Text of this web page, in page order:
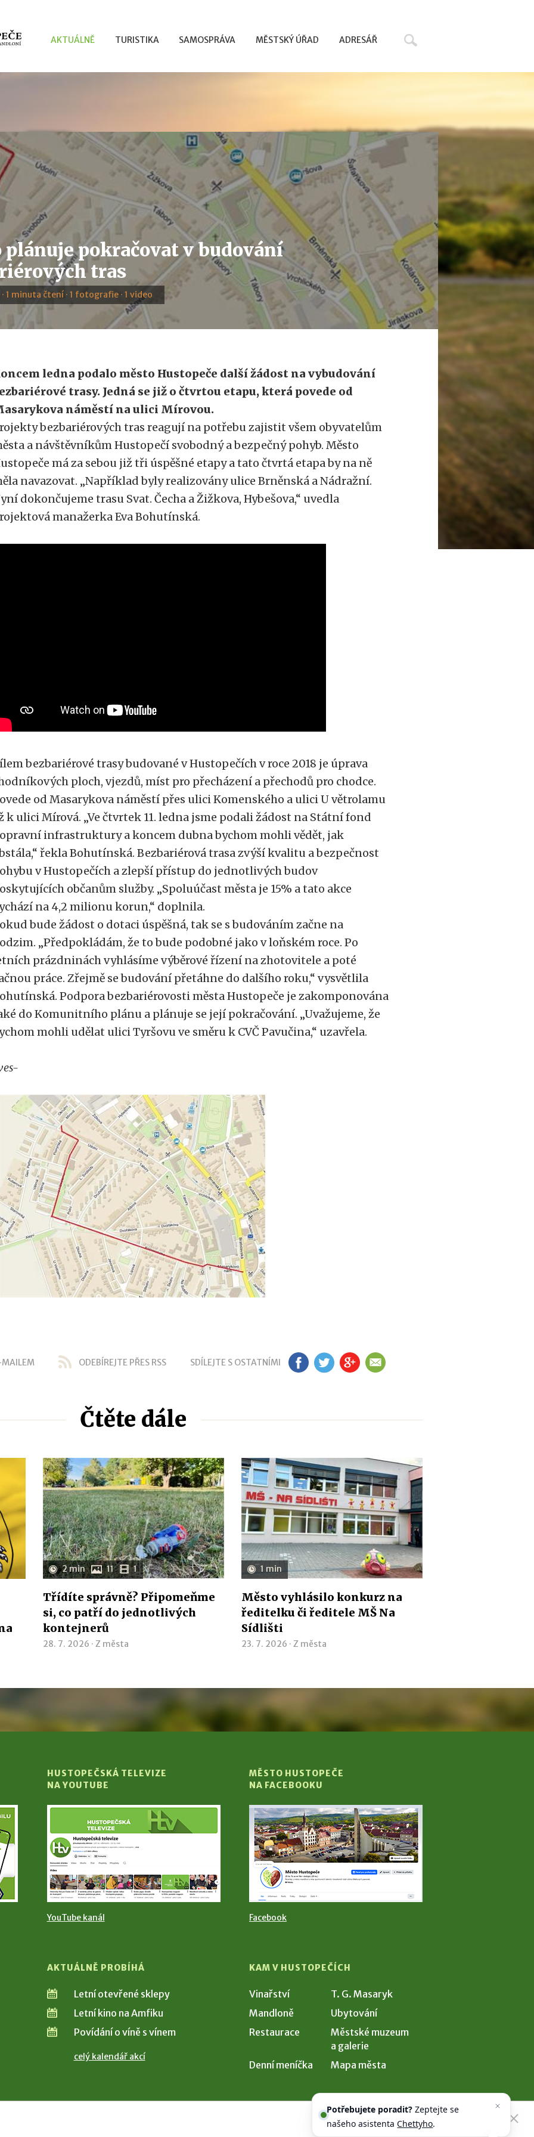
AKTUÁLNĚ TURISTIKA SAMOSPRÁVA MĚSTSKÝ ÚŘAD ADRESÁŘ
plánuje pokračovat v budování
tras
1 minuta čtení · 1 fotografie · 1 video
ledna podalo město Hustopeče další žádost na vybudování
trasy. Jedná se již o čtvrtou etapu, která povede od
náměstí na ulici Mírovou.
bezbariérových tras reagují na potřebu zajistit všem obyvatelům
a návštěvníkům Hustopečí svobodný a bezpečný pohyb. Město
má za sebou již tři úspěšné etapy a tato čtvrtá etapa by na ně
navazovat. „Například byly realizovány ulice Brněnská a Nádražní.
dokončujeme trasu Svat. Čecha a Žižkova, Hybešova,“ uvedla
manažerka Eva Bohutínská.
bezbariérové trasy budované v Hustopečích v roce 2018 je úprava
ploch, vjezdů, míst pro přecházení a přechodů pro chodce.
od Masarykova náměstí přes ulici Komenského a ulici U větrolamu
k ulici Mírová. „Ve čtvrtek 11. ledna jsme podali žádost na Státní fond
infrastruktury a koncem dubna bychom mohli vědět, jak
řekla Bohutínská. Bezbariérová trasa zvýší kvalitu a bezpečnost
v Hustopečích a zlepší přístup do jednotlivých budov
občanům služby. „Spoluúčast města je 15% a tato akce
na 4,2 milionu korun,“ doplnila.
bude žádost o dotaci úspěšná, tak se s budováním začne na
„Předpokládám, že to bude podobné jako v loňském roce. Po
prázdninách vyhlásíme výběrové řízení na zhotovitele a poté
práce. Zřejmě se budování přetáhne do dalšího roku,“ vysvětlila
Podpora bezbariérovosti města Hustopeče je zakomponována
do Komunitního plánu a plánuje se její pokračování. „Uvažujeme, že
mohli udělat ulici Tyršovu ve směru k CVČ Pavučina,“ uzavřela.
ODEBÍREJTE PŘES RSS SDÍLEJTE S OSTATNÍMI FB TW GP EM
Čtěte dále
2 min 11 1
Třídíte správně? Připomeňme
si, co patří do jednotlivých
kontejnerů
28. 7. 2026 ·Z města
1 min
Město vyhlásilo konkurz na
ředitelku či ředitele MŠ Na
Sídlišti
23. 7. 2026 ·Z města
HUSTOPEČSKÁ TELEVIZE
NA YOUTUBE
YouTube kanál
MĚSTO HUSTOPEČE
NA FACEBOOKU
Facebook
AKTUÁLNĚ PROBÍHÁ
Letní otevřené sklepy
Letní kino na Amfiku
Povídání o víně s vínem
celý kalendář akcí
KAM V HUSTOPEČÍCH
Vinařství
T. G. Masaryk
Mandloně
Ubytování
Restaurace
Městské muzeum
a galerie
Denní meníčka
Mapa města
Potřebujete poradit? Zeptejte se
našeho asistentaChettyho.